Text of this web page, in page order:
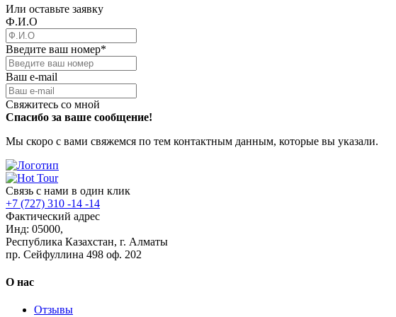
Или оставьте заявку
Ф.И.О
Введите ваш номер*
Ваш e-mail
Свяжитесь со мной
Спасибо за ваше сообщение!
Мы скоро с вами свяжемся по тем контактным данным, которые вы указали.
Связь с нами в один клик
+7 (727) 310 -14 -14
Фактический адрес
Инд: 05000,
Республика Казахстан, г. Алматы
пр. Сейфуллина 498 оф. 202
О нас
Отзывы